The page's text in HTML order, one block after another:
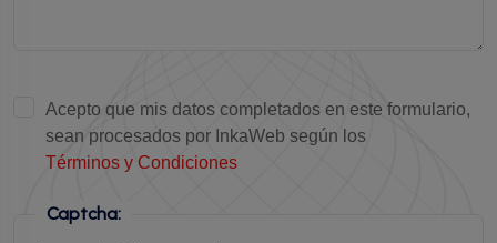
Acepto que mis datos completados en este formulario,
sean procesados por InkaWeb según los
Términos y Condiciones
Captcha: